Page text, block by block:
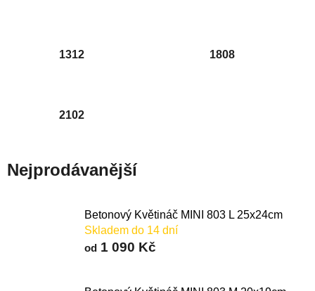
1312 1808
2102
Nejprodávanější
Betonový Květináč MINI 803 L 25x24cm
Skladem do 14 dní
od 1 090 Kč